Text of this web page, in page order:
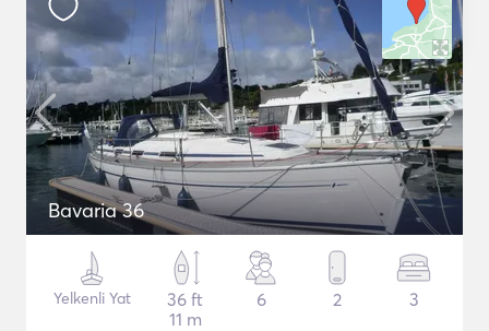
Bavaria 36
Yelkenli Yat
36 ft
11 m
6 2 3